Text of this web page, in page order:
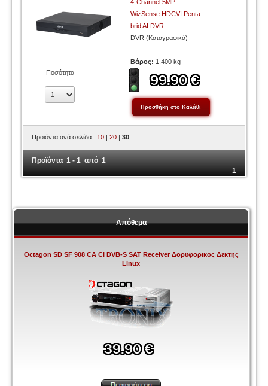
4-Channel 5MP
WizSense HDCVI Penta-
brid AI DVR
DVR (Καταγραφικά)
Βάρος: 1.400 kg
Ποσότητα
Προϊόντα ανά σελίδα: 10 |20 |30
Προϊόντα 1 - 1 από 1
1
Απόθεμα
Octagon SD SF 908 CA CI DVB-S SAT Receiver Δορυφορικος Δεκτης
Linux